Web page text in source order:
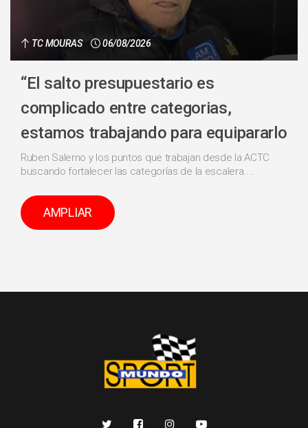
TC MOURAS 06/08/2026
“El salto presupuestario es
complicado entre categorias,
estamos trabajando para equipararlo
Ruben Salerno y los puntos que trabajan desde la ACTC
buscando fortalecer las categorías de la escalera....
AMPLIAR